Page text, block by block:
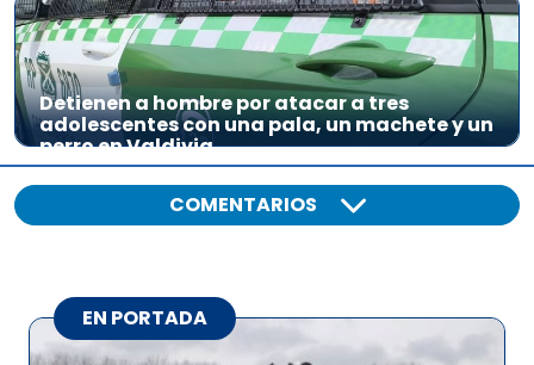
Detienen a hombre por atacar a tres
adolescentes con una pala, un machete y un
perro en Valdivia
COMENTARIOS
EN PORTADA